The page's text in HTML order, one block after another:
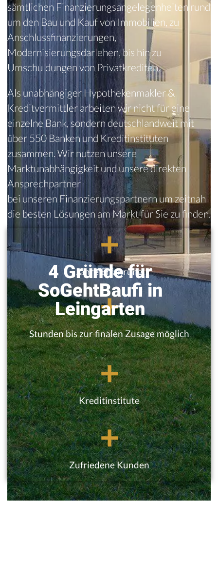
sämtlichen Finanzierungsangelegenheiten rund
um den Bau und Kauf von Immobilien, zu
Anschlussfinanzierungen,
Modernisierungsdarlehen, bis hin zu
Umschuldungen von Privatkrediten.
Als unabhängiger Hypothekenmakler &
Kreditvermittler arbeiten wir nicht für eine
einzelne Bank, sondern deutschlandweit mit
über 550 Banken und Kreditinstituten
zusammen. Wir nutzen unsere
Marktunabhängigkeit und unsere direkten
Ansprechpartner
bei unseren Finanzierungspartnern um zeitnah
die besten Lösungen am Markt für Sie zu finden.
Jahre Erfahrung
+
Stunden bis zur finalen Zusage möglich
+
Kreditinstitute
+
Zufriedene Kunden
+
4 Gründe für
SoGehtBaufi in
Leingarten